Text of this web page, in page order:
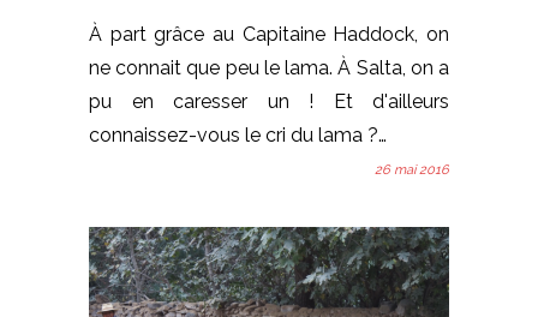
À part grâce au Capitaine Haddock, on
ne connait que peu le lama. À Salta, on a
pu en caresser un ! Et d'ailleurs
connaissez-vous le cri du lama ?…
26 mai 2016